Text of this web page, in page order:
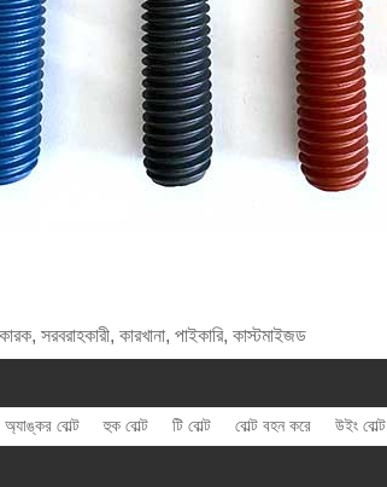
সরবরাহকারী, কারখানা, পাইকারি, কাস্টমাইজড
অ্যাঙ্কর বোল্ট হুক বোল্ট টি বোল্ট বোল্ট বহন করে উইং বোল্ট